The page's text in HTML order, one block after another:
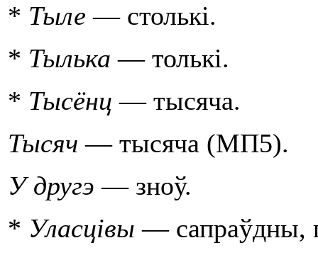
* Тыле — столькi.
* Тылька — толькi.
* Тысёнц— тысяча.
Тысяч— тысяча (МП5).
У другэ — зноў.
* Уласцiвы — сапраўдны,